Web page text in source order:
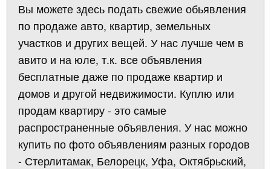
Вы можете здесь подать свежие обьявления
по продаже авто, квартир, земельных
участков и других вещей. У нас лучше чем в
авито и на юле, т.к. все объявления
бесплатные даже по продаже квартир и
домов и другой недвижимости. Куплю или
продам квартиру - это самые
распространенные объявления. У нас можно
купить по фото объявлениям разных городов
- Стерлитамак, Белорецк, Уфа, Октябрьский,